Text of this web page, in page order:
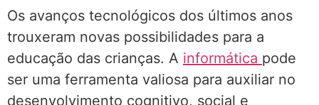
Os avanços tecnológicos dos últimos anos
trouxeram novas possibilidades para a
educação das crianças. A informática pode
ser uma ferramenta valiosa para auxiliar no
desenvolvimento cognitivo, social e